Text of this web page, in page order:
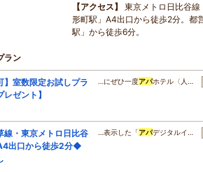
アクセス
東京メトロ日比谷
形町駅」A4出口から徒歩2分。都
駅」から徒歩6分。
ラン
】室数限定お試しプラ
ゼント】
…にぜひ一度アパホテル〈人…
線・東京メトロ日比谷
出口から徒歩2分◆
…表示した「アパデジタルイ…